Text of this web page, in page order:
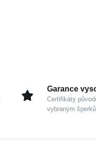
Garance
Certifikáty
vybraným